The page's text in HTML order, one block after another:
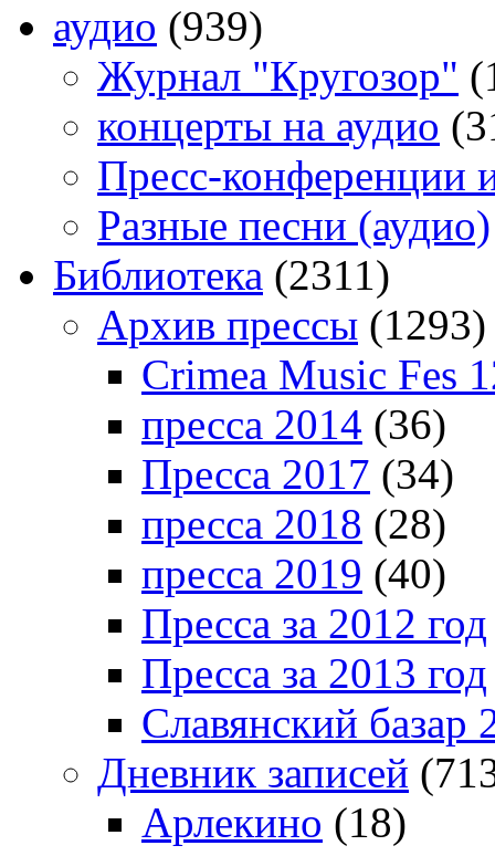
аудио (939)
Журнал "Кругозор"
концерты на аудио
Пресс-конференции
Разные песни (аудио)
Библиотека (2311)
Архив прессы (1293)
Crimea Music Fes
пресса 2014 (36)
Пресса 2017 (34)
пресса 2018 (28)
пресса 2019 (40)
Пресса за 2012 год
Пресса за 2013 год
Славянский базар
Дневник записей
Арлекино (18)